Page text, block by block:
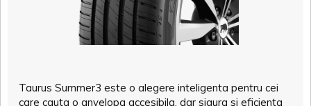
Taurus Summer3 este o alegere inteligenta pentru cei
care cauta o anvelopa accesibila, dar sigura si eficienta